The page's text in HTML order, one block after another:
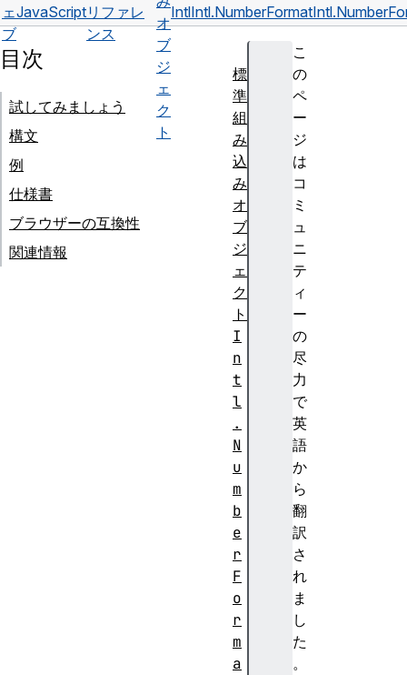
ェ
ブ
JavaScriptリファレ
ンス
オ
ブ
ジ
ェ
ク
ト
IntlIntl.NumberFormat
こ
の
ペ
ー
ジ
は
コ
ミ
ュ
ニ
テ
ィ
ー
の
尽
力
で
英
語
か
ら
翻
訳
さ
れ
ま
し
た
。
目次
試してみましょう
構文
例
仕様書
ブラウザーの互換性
関連情報
標
準
組
み
込
み
オ
ブ
ジ
ェ
ク
ト
I
n
t
l
.
N
u
m
b
e
r
F
o
r
m
a